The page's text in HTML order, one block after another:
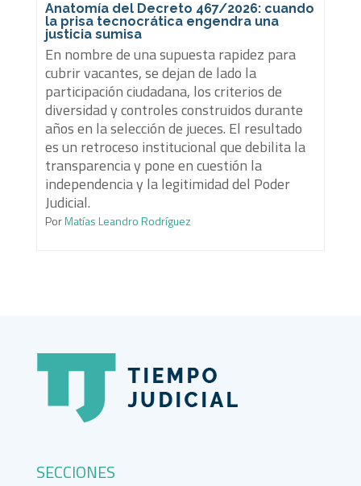
Anatomía del Decreto 467/2026: cuando
la prisa tecnocrática engendra una
justicia sumisa
En nombre de una supuesta rapidez para
cubrir vacantes, se dejan de lado la
participación ciudadana, los criterios de
diversidad y controles construidos durante
años en la selección de jueces. El resultado
es un retroceso institucional que debilita la
transparencia y pone en cuestión la
independencia y la legitimidad del Poder
Judicial.
PorMatías Leandro Rodríguez
SECCIONES